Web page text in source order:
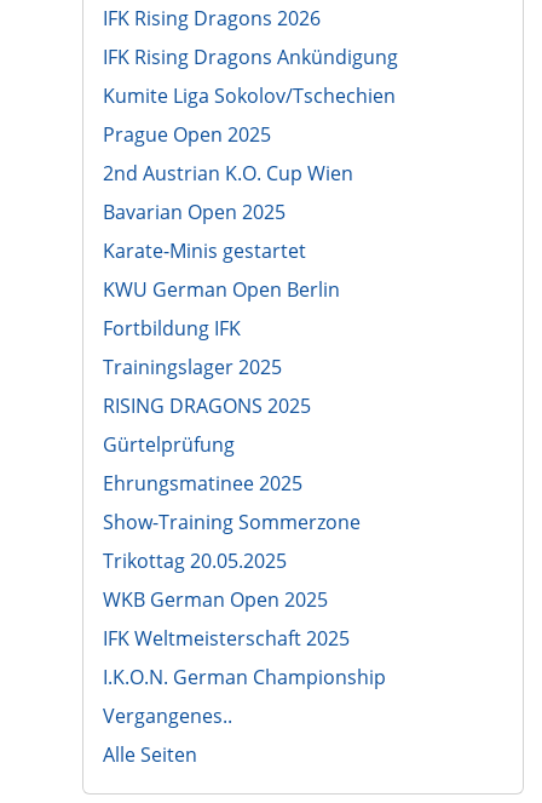
IFK Rising Dragons 2026
IFK Rising Dragons Ankündigung
Kumite Liga Sokolov/Tschechien
Prague Open 2025
2nd Austrian K.O. Cup Wien
Bavarian Open 2025
Karate-Minis gestartet
KWU German Open Berlin
Fortbildung IFK
Trainingslager 2025
RISING DRAGONS 2025
Gürtelprüfung
Ehrungsmatinee 2025
Show-Training Sommerzone
Trikottag 20.05.2025
WKB German Open 2025
IFK Weltmeisterschaft 2025
I.K.O.N. German Championship
Vergangenes..
Alle Seiten